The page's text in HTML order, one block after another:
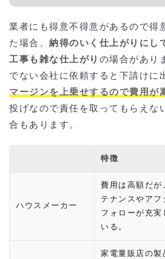
業者にも得意不得意があるので得
た場合、 納得のいく仕上がりにし
工事も雑な仕上がり の場合があり
でない会社に依頼すると下請けに
マージンを上乗せするので費用が
投げなので責任を取ってもらえな
合もあります。
特徴
ハウスメーカー
費用は高額だが
テナンスやアフ
フォローが充実
いる。
家電量販店の製